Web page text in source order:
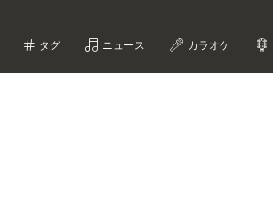
タグ ニュース カラオケ